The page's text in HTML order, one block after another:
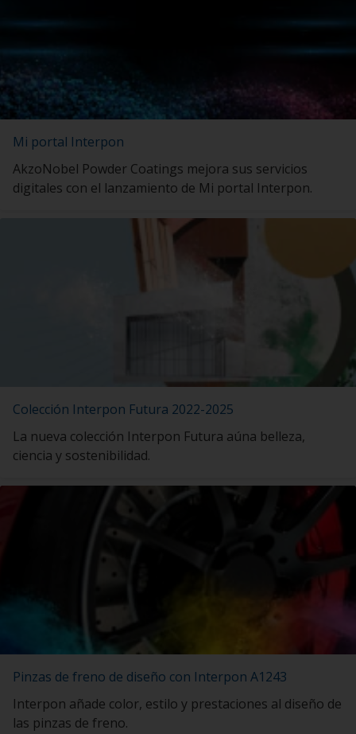
Mi portal Interpon
AkzoNobel Powder Coatings mejora sus servicios
digitales con el lanzamiento de Mi portal Interpon.
Colección Interpon Futura 2022-2025
La nueva colección Interpon Futura aúna belleza,
ciencia y sostenibilidad.
Pinzas de freno de diseño con Interpon A1243
Interpon añade color, estilo y prestaciones al diseño de
las pinzas de freno.